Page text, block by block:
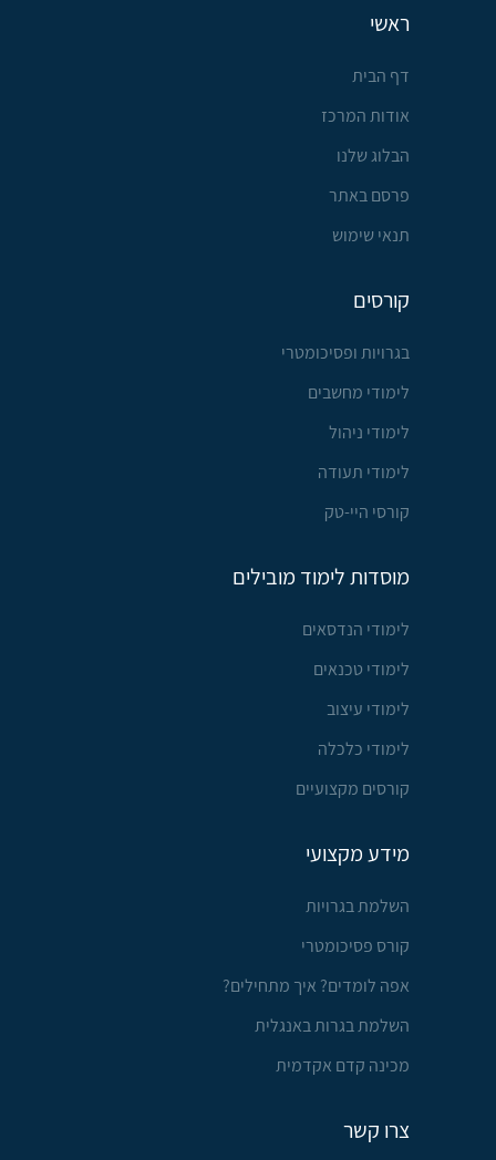
ראשי
דף הבית
אודות המרכז
הבלוג שלנו
פרסם באתר
תנאי שימוש
קורסים
בגרויות ופסיכומטרי
לימודי מחשבים
לימודי ניהול
לימודי תעודה
קורסי היי-טק
מוסדות לימוד מובילים
לימודי הנדסאים
לימודי טכנאים
לימודי עיצוב
לימודי כלכלה
קורסים מקצועיים
מידע מקצועי
השלמת בגרויות
קורס פסיכומטרי
אפה לומדים? איך מתחילים?
השלמת בגרות באנגלית
מכינה קדם אקדמית
צרו קשר